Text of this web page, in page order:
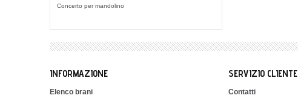
Concerto per mandolino
INFORMAZIONE
Elenco brani
SERVIZIO CLIENTE
Contatti